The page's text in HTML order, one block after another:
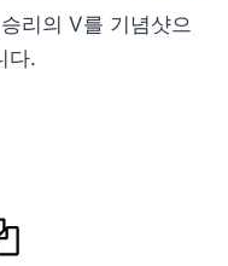
리의 V를 기념샷으
다.